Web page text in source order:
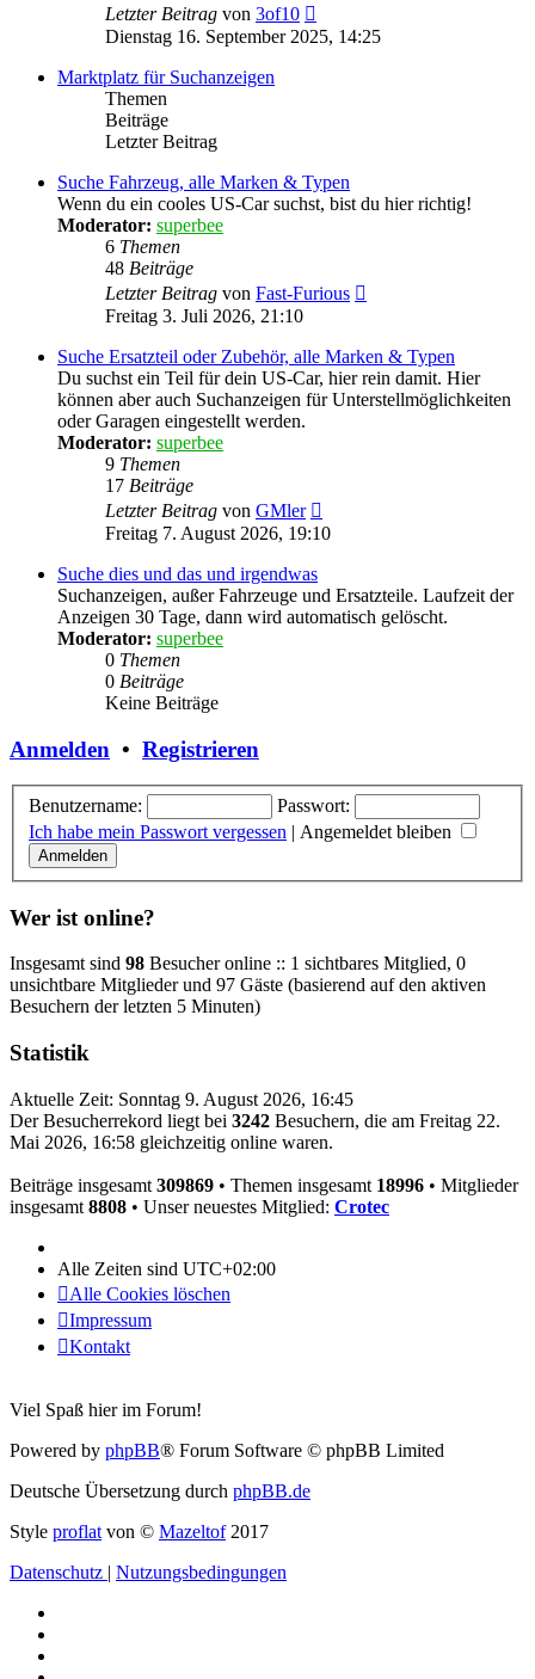
Letzter Beitrag von 3of10
Beitrag
Dienstag 16. September 2025, 14:25
Marktplatz für Suchanzeigen
Themen
Beiträge
Letzter Beitrag
Suche Fahrzeug, alle Marken & Typen
Wenn du ein cooles US-Car suchst, bist du hier richtig!
Moderator: superbee
6 Themen
48 Beiträge
Letzter Beitrag von Fast-Furious
Freitag 3. Juli 2026, 21:10
Suche Ersatzteil oder Zubehör, alle Marken & Typen
Du suchst ein Teil für dein US-Car, hier rein damit. Hier
können aber auch Suchanzeigen für Unterstellmöglichkeiten
oder Garagen eingestellt werden.
Moderator: superbee
9 Themen
17 Beiträge
Letzter Beitrag von GMler
Beitrag
Freitag 7. August 2026, 19:10
Suche dies und das und irgendwas
Suchanzeigen, außer Fahrzeuge und Ersatzteile. Laufzeit der
Anzeigen 30 Tage, dann wird automatisch gelöscht.
Moderator: superbee
0 Themen
0 Beiträge
Keine Beiträge
Anmelden • Registrieren
Benutzername:
Passwort:
Ich habe mein Passwort vergessen | Angemeldet bleiben
Wer ist online?
Insgesamt sind 98 Besucher online :: 1 sichtbares Mitglied, 0
unsichtbare Mitglieder und 97 Gäste (basierend auf den aktiven
Besuchern der letzten 5 Minuten)
Statistik
Aktuelle Zeit: Sonntag 9. August 2026, 16:45
Der Besucherrekord liegt bei 3242 Besuchern, die am Freitag 22.
Mai 2026, 16:58 gleichzeitig online waren.
Beiträge insgesamt 309869 • Themen insgesamt 18996 • Mitglieder
insgesamt 8808 • Unser neuestes Mitglied: Crotec
Alle Zeiten sind UTC+02:00
Alle Cookies löschen
Impressum
Kontakt
Viel Spaß hier im Forum!
Powered by phpBB® Forum Software © phpBB Limited
Deutsche Übersetzung durch phpBB.de
Style proflat von © Mazeltof2017
Datenschutz | Nutzungsbedingungen